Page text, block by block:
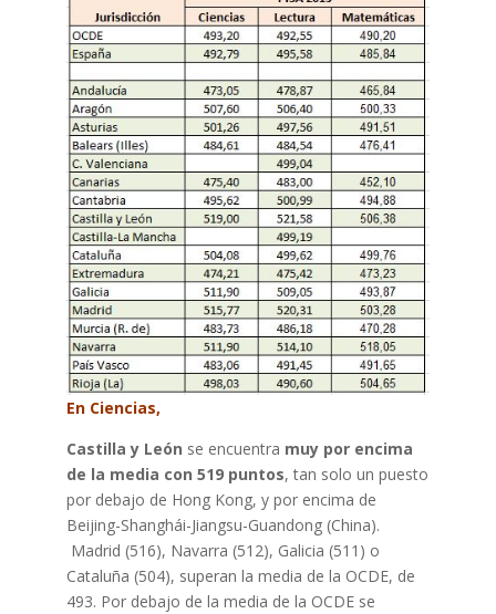
En Ciencias,
Castilla y León se encuentra muy por encima
de la media con 519 puntos, tan solo un puesto
por debajo de Hong Kong, y por encima de
Beijing-Shanghái-Jiangsu-Guandong (China).
Madrid (516), Navarra (512), Galicia (511) o
Cataluña (504), superan la media de la OCDE, de
493. Por debajo de la media de la OCDE se